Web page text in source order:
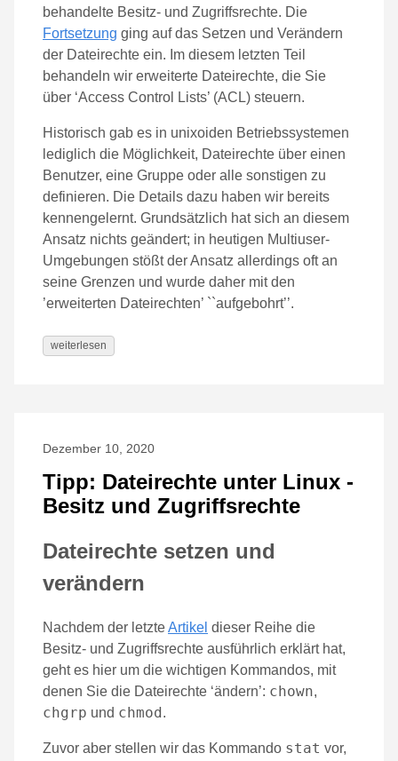
behandelte Besitz- und Zugriffsrechte. Die
Fortsetzung ging auf das Setzen und Verändern
der Dateirechte ein. Im diesem letzten Teil
behandeln wir erweiterte Dateirechte, die Sie
über ‘Access Control Lists’ (ACL) steuern.
Historisch gab es in unixoiden Betriebssystemen
lediglich die Möglichkeit, Dateirechte über einen
Benutzer, eine Gruppe oder alle sonstigen zu
definieren. Die Details dazu haben wir bereits
kennengelernt. Grundsätzlich hat sich an diesem
Ansatz nichts geändert; in heutigen Multiuser-
Umgebungen stößt der Ansatz allerdings oft an
seine Grenzen und wurde daher mit den
’erweiterten Dateirechten’ ``aufgebohrt’’.
weiterlesen
Dezember 10, 2020
Tipp: Dateirechte unter Linux -
Besitz und Zugriffsrechte
Dateirechte setzen und
verändern
Nachdem der letzteArtikel dieser Reihe die
Besitz- und Zugriffsrechte ausführlich erklärt hat,
geht es hier um die wichtigen Kommandos, mit
denen Sie die Dateirechte ‘ändern’: chown,
chgrp und chmod.
Zuvor aber stellen wir das Kommando stat vor,